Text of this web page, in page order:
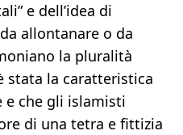
e dell’idea di
al­lontanare o da
la pluralità
stata la caratteristica
e che gli islamisti
di una tetra e fittizia